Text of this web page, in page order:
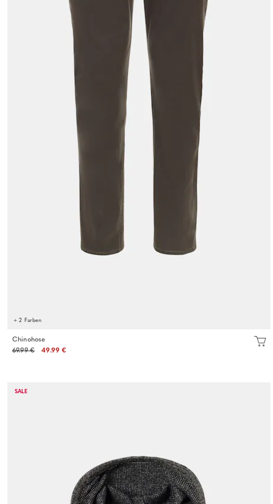
+ 2 Farben
Chinohose
69.99 €
49.99 €
SALE